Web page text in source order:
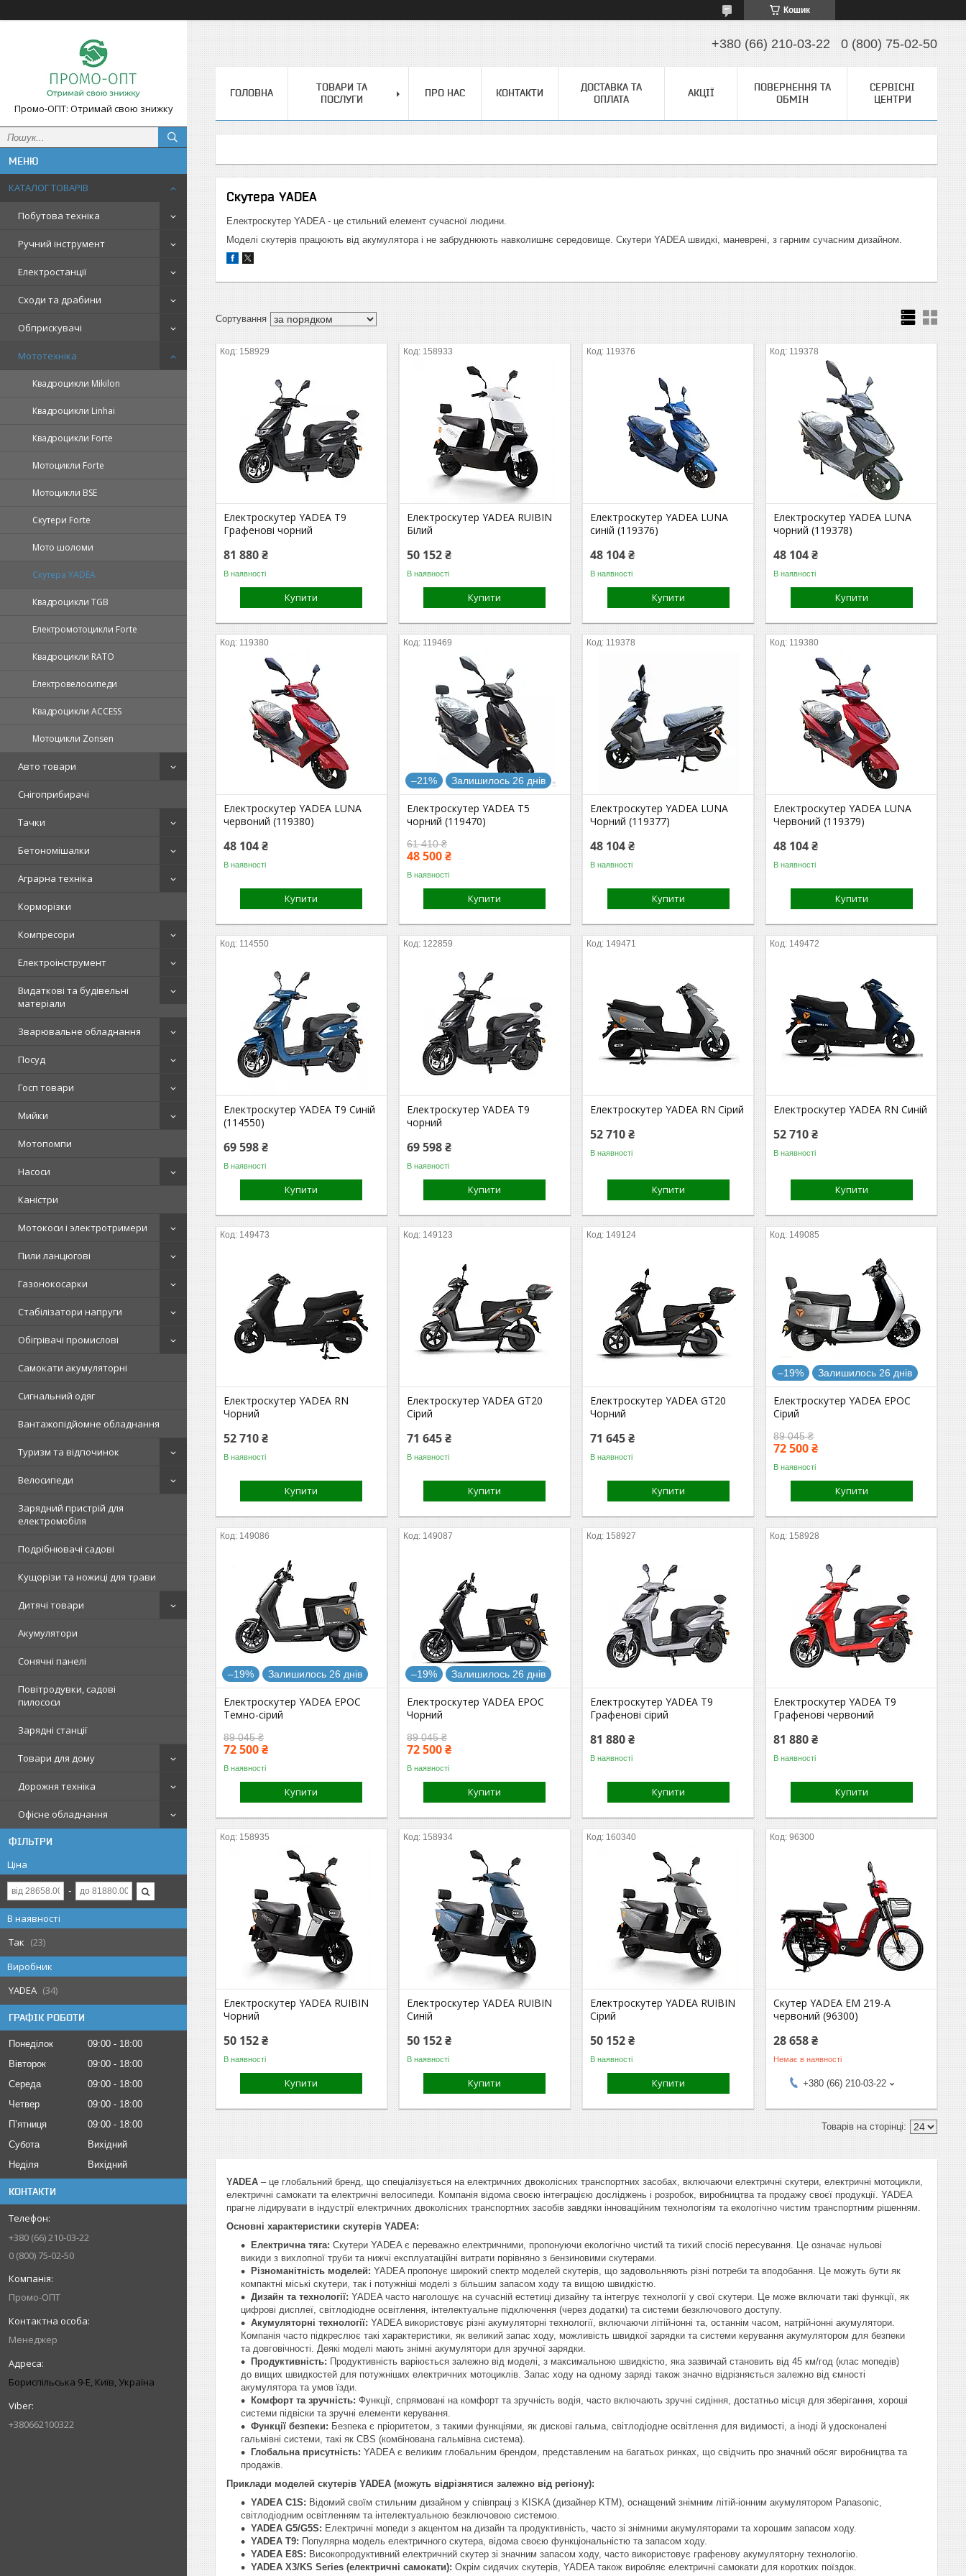
Кошик
Промо-ОПТ: Отримай свою знижку
КАТАЛОГ ТОВАРІВ
Побутова техніка
Ручний інструмент
Електростанції
Сходи та драбини
Обприскувачі
Мототехніка
Квадроцикли Mikilon
Квадроцикли Linhai
Квадроцикли Forte
Мотоцикли Forte
Мотоцикли BSE
Скутери Forte
Мото шоломи
Скутера YADEA
Квадроцикли TGB
Електромотоцикли Forte
Квадроцикли RATO
Електровелосипеди
Квадроцикли ACCESS
Мотоцикли Zonsen
Авто товари
Снігоприбирачі
Тачки
Бетономішалки
Аграрна техніка
Корморізки
Компресори
Електроінструмент
Видаткові та будівельні
матеріали
Зварювальне обладнання
Посуд
Госп товари
Мийки
Мотопомпи
Насоси
Каністри
Мотокоси і электротримери
Пили ланцюгові
Газонокосарки
Стабілізатори напруги
Обігрівачі промислові
Самокати акумуляторні
Сигнальний одяг
Вантажопідйомне обладнання
Туризм та відпочинок
Велосипеди
Зарядний пристрій для
електромобіля
Подрібнювачі садові
Кущорізи та ножиці для трави
Дитячі товари
Акумулятори
Сонячні панелі
Повітродувки, садові
пилососи
Зарядні станції
Товари для дому
Дорожня техніка
Офісне обладнання
ФІЛЬТРИ
Ціна
В наявності
Так
23
Виробник
YADEA
34
ГРАФІК РОБОТИ
Понеділок 09:00
18:00
Вівторок
09:00
18:00
Середа
09:00
18:00
Четвер
09:00
18:00
Пʼятниця
09:00
18:00
Субота
Вихідний
Неділя
Вихідний
КОНТАКТИ
+380 (66) 210-03-22
0 (800) 75-02-50
Промо-ОПТ
Менеджер
Бориспільська 9-Е, Київ, Україна
+380662100322
+380 (66) 210-03-22 0 (800) 75-02-50
ГОЛОВНА
ТОВАРИ ТА
ПОСЛУГИ
ПРО НАС КОНТАКТИ
ДОСТАВКА ТА
ОПЛАТА
АКЦІЇ
ПОВЕРНЕННЯ ТА
ОБМІН
СЕРВІСНІ
ЦЕНТРИ
Скутера YADEA
Електроскутер YADEA - це стильний елемент сучасної людини.
Моделі скутерів працюють від акумулятора і не забруднюють навколишнє середовище. Скутери YADEA швидкі, маневрені, з гарним сучасним дизайном.
158929
Електроскутер YADEA T9
Графенові чорний
81 880 ₴
В наявності
Купити
158933
Електроскутер YADEA RUIBIN
Білий
50 152 ₴
В наявності
Купити
119376
Електроскутер YADEA LUNA
синій (119376)
48 104 ₴
В наявності
Купити
119378
Електроскутер YADEA LUNA
чорний (119378)
48 104 ₴
В наявності
Купити
119380
Електроскутер YADEA LUNA
червоний (119380)
48 104 ₴
В наявності
Купити
119469
–21% Залишилось 26 днів
Електроскутер YADEA Т5
чорний (119470)
61 410 ₴
48 500 ₴
В наявності
Купити
119378
Електроскутер YADEA LUNA
Чорний (119377)
48 104 ₴
В наявності
Купити
119380
Електроскутер YADEA LUNA
Червоний (119379)
48 104 ₴
В наявності
Купити
114550
Електроскутер YADEA Т9 Синій
(114550)
69 598 ₴
В наявності
Купити
122859
Електроскутер YADEA T9
чорний
69 598 ₴
В наявності
Купити
149471
Електроскутер YADEA RN Сірий
52 710 ₴
В наявності
Купити
149472
Електроскутер YADEA RN Синій
52 710 ₴
В наявності
Купити
149473
Електроскутер YADEA RN
Чорний
52 710 ₴
В наявності
Купити
149123
Електроскутер YADEA GT20
Сірий
71 645 ₴
В наявності
Купити
149124
Електроскутер YADEA GT20
Чорний
71 645 ₴
В наявності
Купити
149085
–19% Залишилось 26 днів
Електроскутер YADEA EPOC
Сірий
89 045 ₴
72 500 ₴
В наявності
Купити
149086
–19% Залишилось 26 днів
Електроскутер YADEA EPOC
Темно-сірий
89 045 ₴
72 500 ₴
В наявності
Купити
149087
–19% Залишилось 26 днів
Електроскутер YADEA EPOC
Чорний
89 045 ₴
72 500 ₴
В наявності
Купити
158927
Електроскутер YADEA T9
Графенові сірий
81 880 ₴
В наявності
Купити
158928
Електроскутер YADEA T9
Графенові червоний
81 880 ₴
В наявності
Купити
158935
Електроскутер YADEA RUIBIN
Чорний
50 152 ₴
В наявності
Купити
158934
Електроскутер YADEA RUIBIN
Cиній
50 152 ₴
В наявності
Купити
160340
Електроскутер YADEA RUIBIN
Cірий
50 152 ₴
В наявності
Купити
96300
Скутер YADEA EM 219-A
червоний (96300)
28 658 ₴
Немає в наявності
+380 (66) 210-03-22
YADEA – це глобальний бренд, що спеціалізується на електричних двоколісних транспортних засобах, включаючи електричні скутери, електричні мотоцикли,
електричні самокати та електричні велосипеди. Компанія відома своєю інтеграцією досліджень і розробок, виробництва та продажу своєї продукції. YADEA
прагне лідирувати в індустрії електричних двоколісних транспортних засобів завдяки інноваційним технологіям та екологічно чистим транспортним рішенням.
Основні характеристики скутерів YADEA:
Електрична тяга: Скутери YADEA є переважно електричними, пропонуючи екологічно чистий та тихий спосіб пересування. Це означає нульові
викиди з вихлопної труби та нижчі експлуатаційні витрати порівняно з бензиновими скутерами.
Різноманітність моделей: YADEA пропонує широкий спектр моделей скутерів, що задовольняють різні потреби та вподобання. Це можуть бути як
компактні міські скутери, так і потужніші моделі з більшим запасом ходу та вищою швидкістю.
Дизайн та технології: YADEA часто наголошує на сучасній естетиці дизайну та інтегрує технології у свої скутери. Це може включати такі функції, як
цифрові дисплеї, світлодіодне освітлення, інтелектуальне підключення (через додатки) та системи безключового доступу.
Акумуляторні технології: YADEA використовує різні акумуляторні технології, включаючи літій-іонні та, останнім часом, натрій-іонні акумулятори.
Компанія часто підкреслює такі характеристики, як великий запас ходу, можливість швидкої зарядки та системи керування акумулятором для безпеки
та довговічності. Деякі моделі мають знімні акумулятори для зручної зарядки.
Продуктивність: Продуктивність варіюється залежно від моделі, з максимальною швидкістю, яка зазвичай становить від 45 км/год (клас мопедів)
до вищих швидкостей для потужніших електричних мотоциклів. Запас ходу на одному заряді також значно відрізняється залежно від ємності
акумулятора та умов їзди.
Комфорт та зручність: Функції, спрямовані на комфорт та зручність водія, часто включають зручні сидіння, достатньо місця для зберігання, хороші
системи підвіски та зручні елементи керування.
Функції безпеки: Безпека є пріоритетом, з такими функціями, як дискові гальма, світлодіодне освітлення для видимості, а іноді й удосконалені
гальмівні системи, такі як CBS (комбінована гальмівна система).
Глобальна присутність: YADEA є великим глобальним брендом, представленим на багатьох ринках, що свідчить про значний обсяг виробництва та
продажів.
Приклади моделей скутерів YADEA (можуть відрізнятися залежно від регіону):
YADEA C1S: Відомий своїм стильним дизайном у співпраці з KISKA (дизайнер KTM), оснащений знімним літій-іонним акумулятором Panasonic,
світлодіодним освітленням та інтелектуальною безключовою системою.
YADEA G5/G5S: Електричні мопеди з акцентом на дизайн та продуктивність, часто зі знімними акумуляторами та хорошим запасом ходу.
YADEA T9: Популярна модель електричного скутера, відома своєю функціональністю та запасом ходу.
YADEA E8S: Високопродуктивний електричний скутер зі значним запасом ходу, часто використовує графенову акумуляторну технологію.
YADEA X3/KS Series (електричні самокати): Окрім сидячих скутерів, YADEA також виробляє електричні самокати для коротких поїздок.